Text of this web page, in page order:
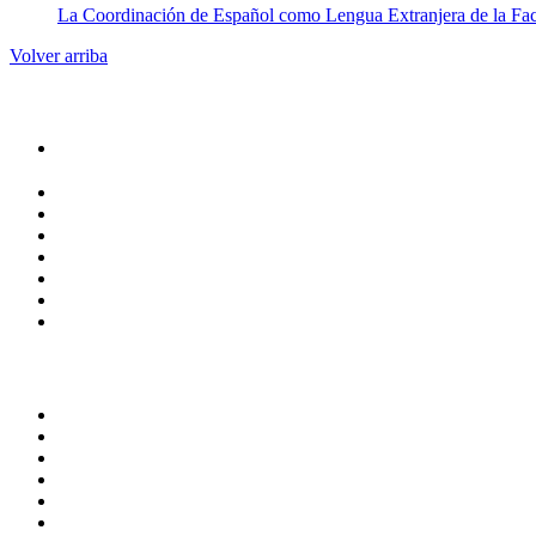
La Coordinación de Español como Lengua Extranjera de la
Volver arriba